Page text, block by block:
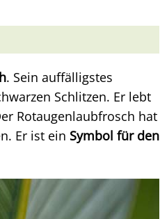
. Sein auffälligstes
Schlitzen. Er lebt
Rotaugenlaubfrosch hat
Er ist ein Symbol für den